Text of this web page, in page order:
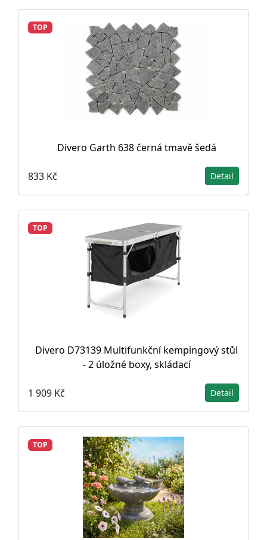
TOP
Divero Garth 638 černá tmavě šedá
833 Kč Detail
TOP
Divero D73139 Multifunkční kempingový stůl
- 2 úložné boxy, skládací
1 909 Kč Detail
TOP